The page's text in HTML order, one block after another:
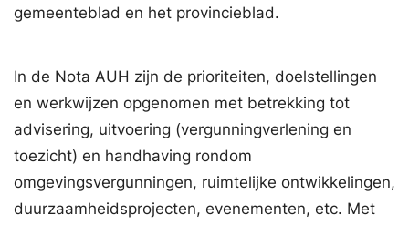
gemeenteblad en het provincieblad.
In de Nota AUH zijn de prioriteiten, doelstellingen
en werkwijzen opgenomen met betrekking tot
advisering, uitvoering (vergunningverlening en
toezicht) en handhaving rondom
omgevingsvergunningen, ruimtelijke ontwikkelingen,
duurzaamheidsprojecten, evenementen, etc. Met